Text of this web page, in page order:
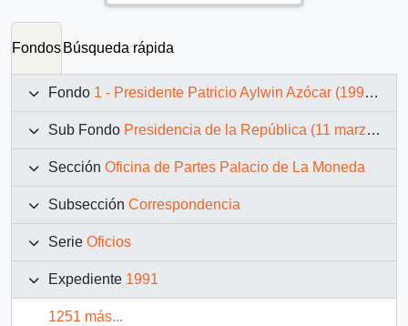
Fondos Búsqueda rápida
Fondo 1 - Presidente Patricio Aylwin Azócar (1990-1994)
Sub Fondo Presidencia de la República (11 marzo 1990 – 11 marzo 1994)
Sección Oficina de Partes Palacio de La Moneda
Subsección Correspondencia
Serie Oficios
Expediente 1991
1251 más...